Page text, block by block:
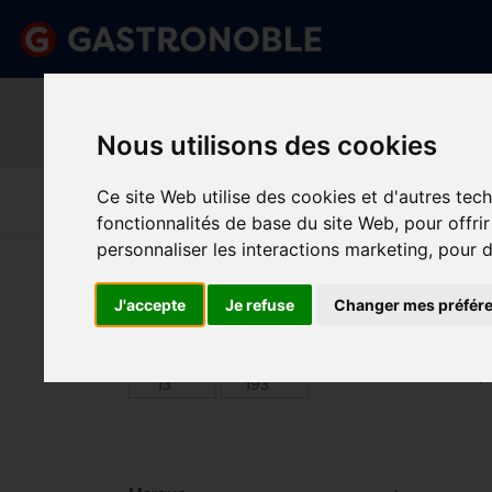
Nous utilisons des cookies
Ce site Web utilise des cookies et d'autres
fonctionnalités de base du site Web, pour offrir
personnaliser les interactions marketing, pour
J'accepte Je refuse Changer mes
done Gamme complète de produits donePrix compétitifs
Art De La
Table
Cuisine Froid
Matériel Électrique
De Cuisson
Vous êtes ici:Accueil >Art de la table >Verrerie >
Prix